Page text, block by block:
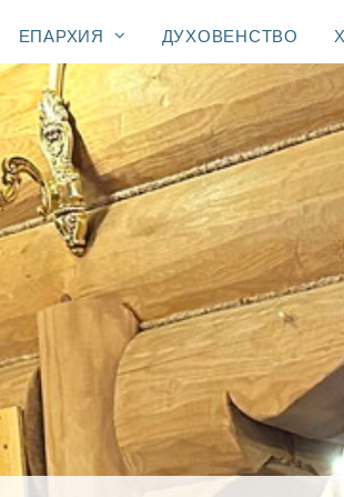
ЕПАРХИЯ ДУХОВЕНСТВО